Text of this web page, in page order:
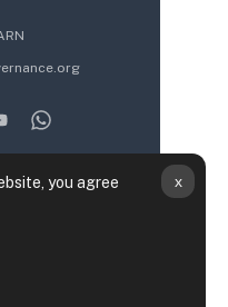
you agree
x